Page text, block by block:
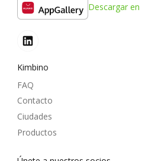
Descargar en
Kimbino
FAQ
Contacto
Ciudades
Productos